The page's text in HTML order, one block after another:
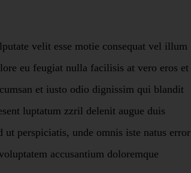
velit esse motie consequat vel illum
eu feugiat nulla facilisis at vero eros et
et iusto odio dignissim qui blandit
luptatum zzril delenit augue duis
ut perspiciatis, unde omnis iste natus error
accusantium doloremque